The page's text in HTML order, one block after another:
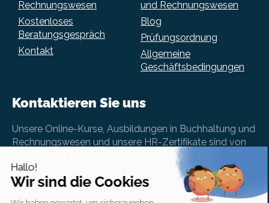
Rechnungswesen
Kostenloses
Beratungsgespräch
Kontakt
und Rechnungswesen
Blog
Prüfungsordnung
Allgemeine
Geschäftsbedingungen
Kontaktieren Sie uns
Unsere Online-Kurse, Ausbildungen in Buchhaltung und
Rechnungswesen und unsere HR-Zertifikate sind von
der Schweiz aus erreichbar, aber auch aus der ganzen
Welt.